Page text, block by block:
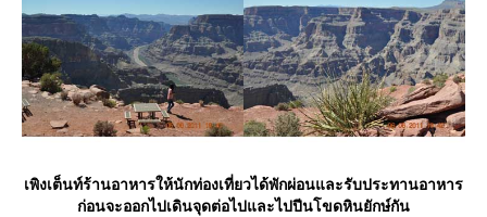
เพิงเต็นท์ร้านอาหารให้นักท่องเที่ยวได้พักผ่อนและรับประทานอาหาร
ก่อนจะออกไปเดินจุดต่อไปและไปปีนโขดหินยักษ์กัน